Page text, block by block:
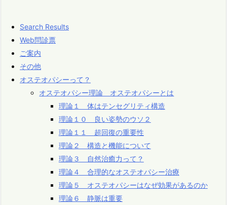
Search Results
Web問診票
ご案内
その他
オステオパシーって？
オステオパシー理論 オステオパシーとは
理論１ 体はテンセグリティ構造
理論１０ 良い姿勢のウソ２
理論１１ 超回復の重要性
理論２ 構造と機能について
理論３ 自然治癒力って？
理論４ 合理的なオステオパシー治療
理論５ オステオパシーはなぜ効果があるのか
理論６ 静脈は重要